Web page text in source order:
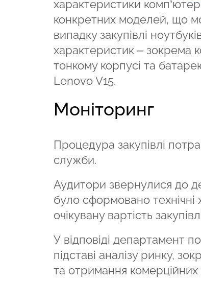
характеристики
конкретних моделей, що
випадку закупівлі
характеристик – зокрема
тонкому корпусі та
Lenovo V15.
Моніторинг
Процедура закупівлі
служби.
Аудитори звернулися до
було сформовано технічні
очікувану вартість
У відповіді департамент
підставі аналізу ринку,
та отримання комерційних